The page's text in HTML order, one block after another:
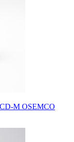
M OSEMCO